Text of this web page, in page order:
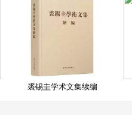
裘锡圭学术文集续编